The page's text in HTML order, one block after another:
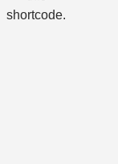
shortcode.